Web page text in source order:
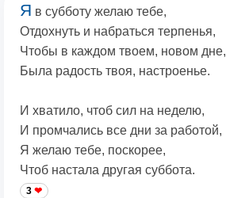
Я в субботу желаю тебе,
Отдохнуть и набраться терпенья,
Чтобы в каждом твоем, новом дне,
Была радость твоя, настроенье.
И хватило, чтоб сил на неделю,
И промчались все дни за работой,
Я желаю тебе, поскорее,
Чтоб настала другая суббота.
3